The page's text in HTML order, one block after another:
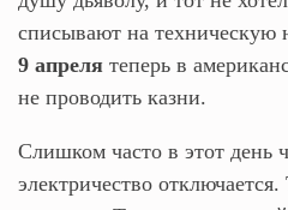
списывают на техническую
9 апреля теперь в
не проводить казни.
Слишком часто в этот день
электричество